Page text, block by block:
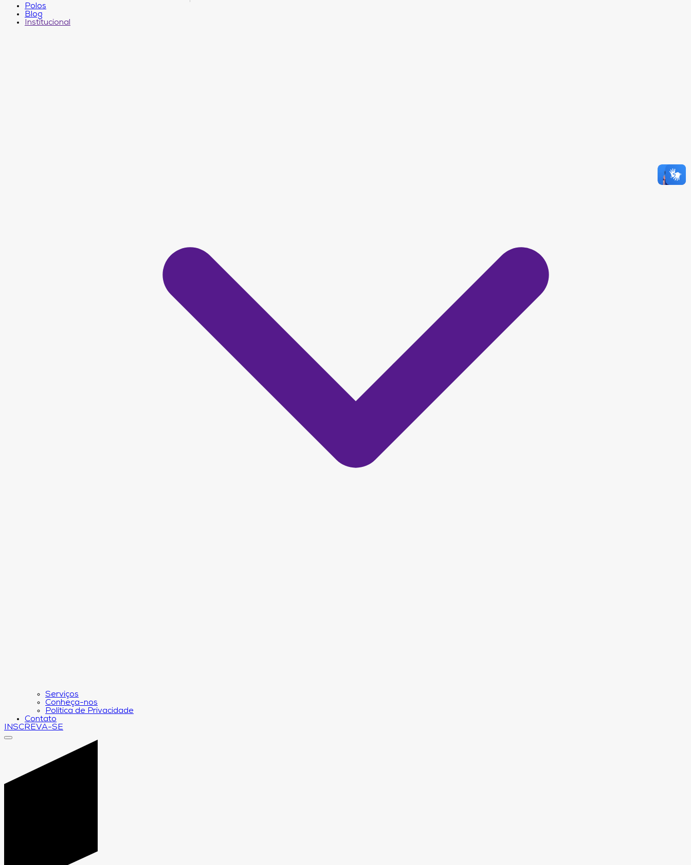
Polos
Blog
Institucional
Serviços
Conheça-nos
Política de Privacidade
Contato
INSCREVA-SE